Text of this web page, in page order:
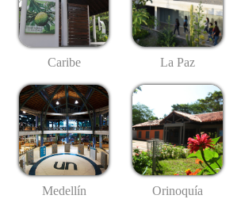
Caribe La Paz
Medellín Orinoquía